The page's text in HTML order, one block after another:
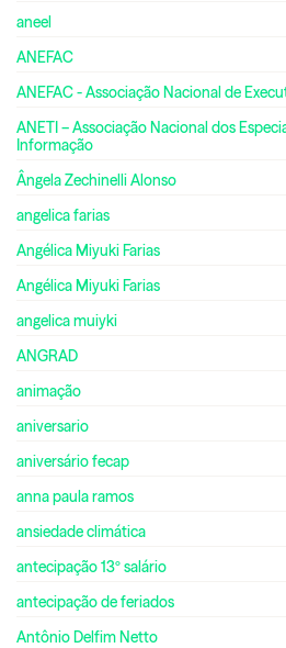
aneel
ANEFAC
ANEFAC - Associação Nacional de
ANETI – Associação Nacional dos
Informação
Ângela Zechinelli Alonso
angelica farias
Angélica Miyuki Farias
Angélica Miyuki Farias
angelica muiyki
ANGRAD
animação
aniversario
aniversário fecap
anna paula ramos
ansiedade climática
antecipação 13º salário
antecipação de feriados
Antônio Delfim Netto